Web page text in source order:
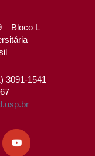
– Bloco L
3091-1541
